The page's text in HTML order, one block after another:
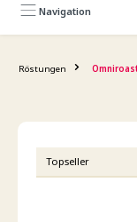
Navigation
Röstungen